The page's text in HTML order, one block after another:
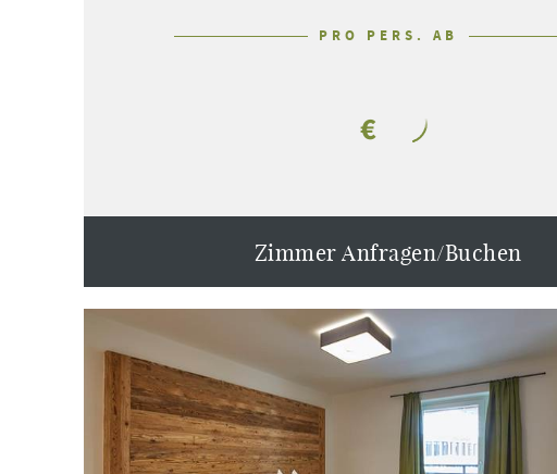
PRO PERS. AB
€
Zimmer Anfragen/Buchen